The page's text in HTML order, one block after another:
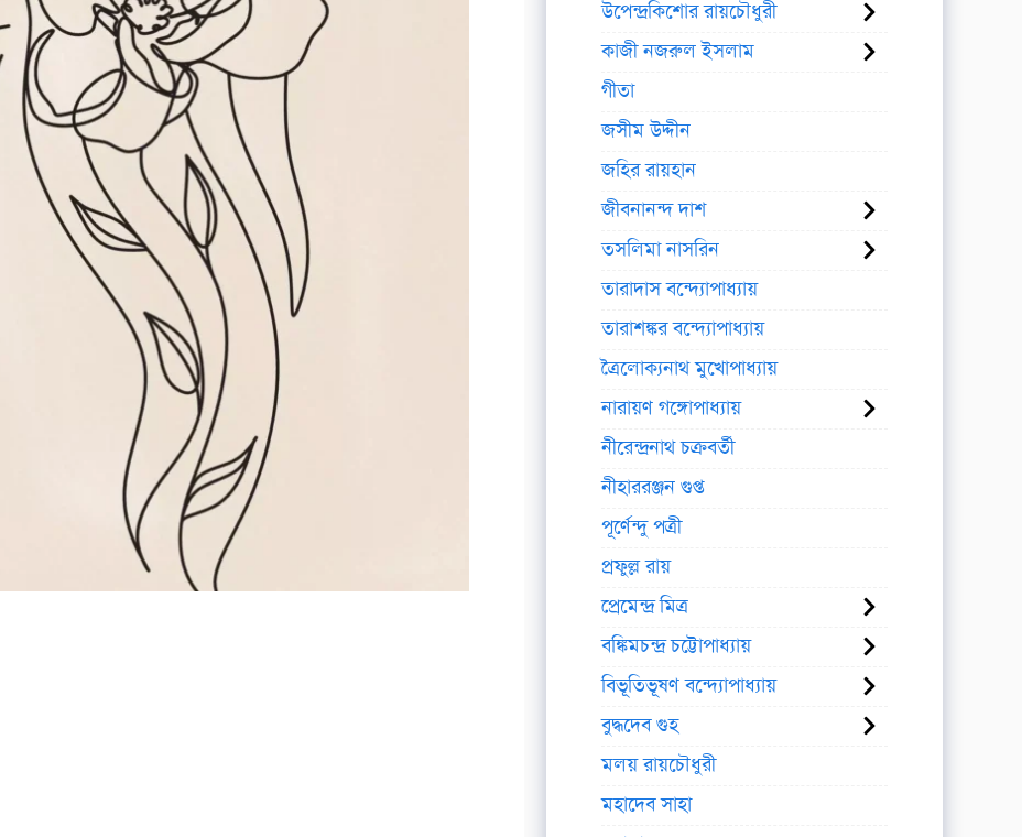
উপেন্দ্রকিশোর রায়চৌধুরী
কাজী নজরুল ইসলাম
গীতা
জসীম উদ্দীন
জহির রায়হান
জীবনানন্দ দাশ
তসলিমা নাসরিন
তারাদাস বন্দ্যোপাধ্যায়
তারাশঙ্কর বন্দ্যোপাধ্যায়
ত্রৈলোক্যনাথ মুখোপাধ্যায়
নারায়ণ গঙ্গোপাধ্যায়
নীরেন্দ্রনাথ চক্রবর্তী
নীহাররঞ্জন গুপ্ত
পূর্ণেন্দু পত্রী
প্রফুল্ল রায়
প্রেমেন্দ্র মিত্র
বঙ্কিমচন্দ্র চট্টোপাধ্যায়
বিভূতিভূষণ বন্দ্যোপাধ্যায়
বুদ্ধদেব গুহ
মলয় রায়চৌধুরী
মহাদেব সাহা